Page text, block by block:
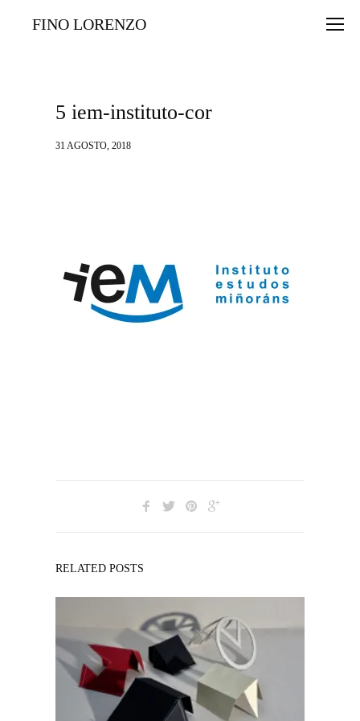
FINO LORENZO
5 iem-instituto-cor
31 AGOSTO, 2018
RELATED POSTS